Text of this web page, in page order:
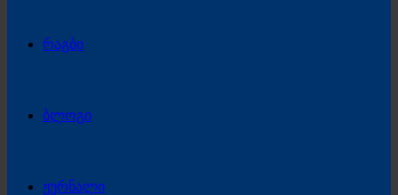
რაგბი
ბლოგი
ჟურნალი